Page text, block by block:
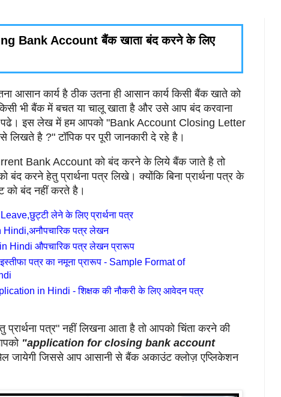
Bank Account बैंक खाता बंद करने के लिए
आसान कार्य है ठीक उतना ही आसान कार्य किसी बैंक खाते को
भी बैंक में बचत या चालू खाता है और उसे आप बंद करवाना
पढे। इस लेख में हम आपको "Bank Account Closing Letter
है ?" टॉपिक पर पूरी जानकारी दे रहे है।
Bank Account को बंद करने के लिये बैंक जाते है तो
करने हेतु प्रार्थना पत्र लिखे। क्योंकि बिना प्रार्थना पत्र के
को बंद नहीं करते है।
लेने के लिए प्रार्थना पत्र
पत्र लेखन
Hindi औपचारिक पत्र लेखन प्रारूप
पत्र का नमूना प्रारूप - Sample Format of
in Hindi - शिक्षक की नौकरी के लिए आवेदन पत्र
पत्र" नहीं लिखना आता है तो आपको चिंता करने की
"application for closing bank account
मिल जायेगी जिससे आप आसानी से बैंक अकाउंट क्लोज़ एप्लिकेशन